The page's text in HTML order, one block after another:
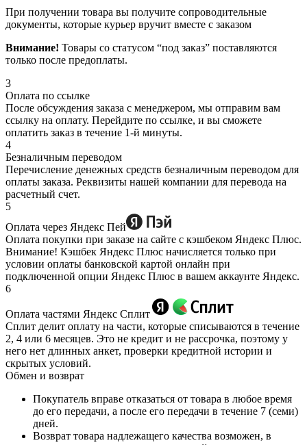
При получении товара вы получите сопроводительные
документы, которые курьер вручит вместе с заказом
Внимание! Товары со статусом “под заказ” поставляются
только после предоплаты.
3
Оплата по ссылке
После обсуждения заказа с менеджером, мы отправим вам
ссылку на оплату. Перейдите по ссылке, и вы сможете
оплатить заказ в течение 1-й минуты.
4
Безналичным переводом
Перечисление денежных средств безналичным переводом для
оплаты заказа. Реквизиты нашей компании для перевода на
расчетный счет.
5
Оплата через Яндекс Пей
Оплата покупки при заказе на сайте с кэшбеком Яндекс Плюс.
Внимание! Кэшбек Яндекс Плюс начисляется только при
условии оплаты банковской картой онлайн при
подключенной опции Яндекс Плюс в вашем аккаунте Яндекс.
6
Оплата частями Яндекс Сплит
Сплит делит оплату на части, которые списываются в течение
2, 4 или 6 месяцев. Это не кредит и не рассрочка, поэтому у
него нет длинных анкет, проверки кредитной истории и
скрытых условий.
Обмен и возврат
Покупатель вправе отказаться от товара в любое время
до его передачи, а после его передачи в течение 7 (семи)
дней.
Возврат товара надлежащего качества возможен, в